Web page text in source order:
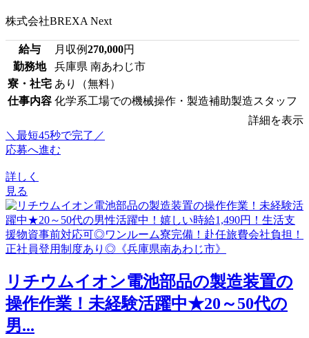
株式会社BREXA Next
給与 月収例270,000円
勤務地
兵庫県 南あわじ市
寮・社宅 あり（無料）
仕事内容 化学系工場での機械操作・製造補助製造スタッフ
詳細を表示
＼最短45秒で完了／
応募へ進む
詳しく
見る
リチウムイオン電池部品の製造装置の
操作作業！未経験活躍中★20～50代の
男...